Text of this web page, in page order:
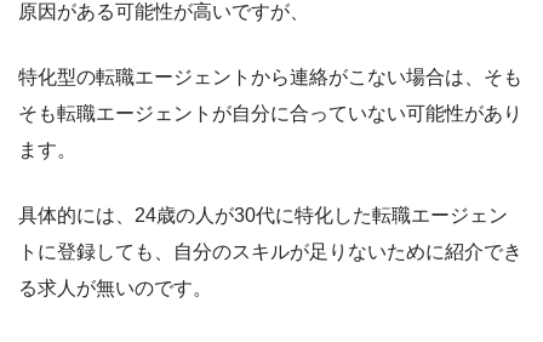
原因がある可能性が高いですが、
特化型の転職エージェントから連絡がこない場合は、 そも
そも転職エージェントが自分に合っていない可能性があり
ます。
具体的には、24歳の人が30代に特化した転職エージェン
トに登録しても、自分のスキルが足りないために紹介でき
る求人が無いのです。